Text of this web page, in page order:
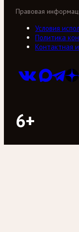
Правовая
Условия
Политика
Контактная
6+